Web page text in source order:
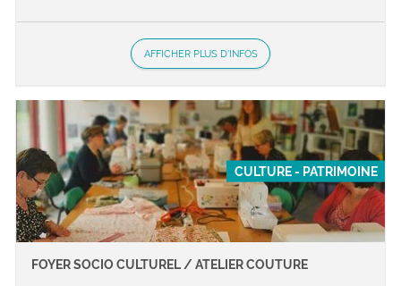
AFFICHER PLUS D'INFOS
CULTURE - PATRIMOINE
FOYER SOCIO CULTUREL / ATELIER COUTURE